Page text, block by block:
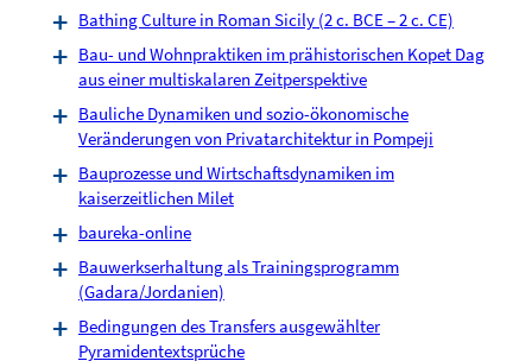
Bathing Culture in Roman Sicily (2 c. BCE – 2 c. CE)
Bau- und Wohnpraktiken im prähistorischen Kopet Dag
aus einer multiskalaren Zeitperspektive
Bauliche Dynamiken und sozio-ökonomische
Veränderungen von Privatarchitektur in Pompeji
Bauprozesse und Wirtschaftsdynamiken im
kaiserzeitlichen Milet
baureka-online
Bauwerkserhaltung als Trainingsprogramm
(Gadara/Jordanien)
Bedingungen des Transfers ausgewählter
Pyramidentextsprüche